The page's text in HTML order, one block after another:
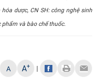
dược, CN SH: công nghệ sinh
phẩm và bào chế thuốc.
A A+ |